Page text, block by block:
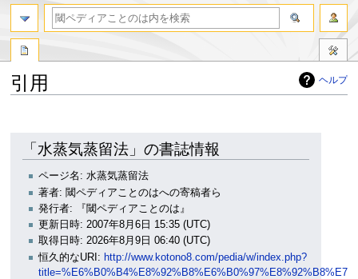
ヘルプ
引用
「水蒸気蒸留法」の書誌情報
ページ名: 水蒸気蒸留法
著者: 閾ペディアことのはへの寄稿者ら
発行者: 『閾ペディアことのは』
更新日時: 2007年8月6日 15:35 (UTC)
取得日時: 2026年8月9日 06:40 (UTC)
恒久的なURI: http://www.kotono8.com/pedia/w/index.php?